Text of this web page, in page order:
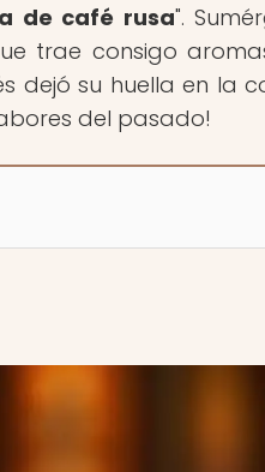
de café rusa".
trae consigo
dejó su huella en la
del pasado!